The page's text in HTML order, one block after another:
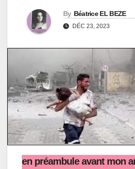
By Béatrice EL BEZE
DÉC 23, 2023
en préambule avant mon